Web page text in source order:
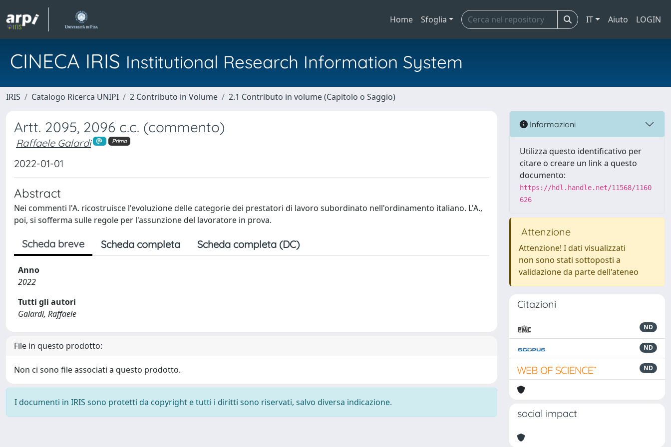
Home Sfoglia IT Aiuto LOGIN
CINECA IRIS Institutional Research Information System
IRIS Catalogo Ricerca UNIPI 2 Contributo in Volume 2.1 Contributo in volume (Capitolo o Saggio)
Artt. 2095, 2096 c.c. (commento)
Raffaele Galardi Primo
2022-01-01
Abstract
Nei commenti l'A. ricostruisce l'evoluzione delle categorie dei prestatori di lavoro subordinato nell'ordinamento italiano. L'A.,
poi, si sofferma sulle regole per l'assunzione del lavoratore in prova.
Scheda breve Scheda completa Scheda completa (DC)
Anno
2022
Tutti gli autori
Galardi, Raffaele
File in questo prodotto:
Non ci sono file associati a questo prodotto.
I documenti in IRIS sono protetti da copyright e tutti i diritti sono riservati, salvo diversa indicazione.
Informazioni
Utilizza questo identificativo per
citare o creare un link a questo
documento:
https://hdl.handle.net/11568/1160
626
Attenzione
Attenzione! I dati visualizzati
non sono stati sottoposti a
validazione da parte dell'ateneo
Citazioni
ND
ND
ND
social impact